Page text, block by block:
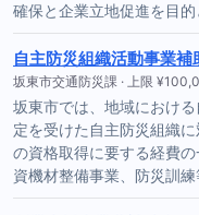
確保と企業立地促進を目的
自主防災組織活動事業補
坂東市交通防災課 · 上限
坂東市では、地域におけ
定を受けた自主防災組織
の資格取得に要する経費
資機材整備事業、防災訓